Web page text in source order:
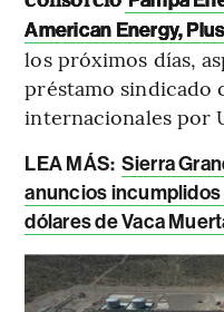
American Energy,
los próximos días,
préstamo sindicado
internacionales por
LEA MÁS: Sierra
anuncios
dólares de Vaca